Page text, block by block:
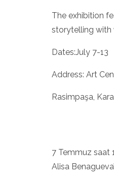
The exhibition
storytelling with
Dates:July 7-13
Address: Art
Rasimpaşa,
7 Temmuz saat
Alisa